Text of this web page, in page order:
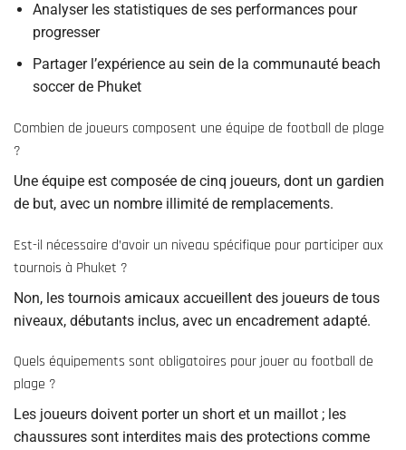
Analyser les statistiques de ses performances pour
progresser
Partager l’expérience au sein de la communauté beach
soccer de Phuket
Combien de joueurs composent une équipe de football de plage
?
Une équipe est composée de cinq joueurs, dont un gardien
de but, avec un nombre illimité de remplacements.
Est-il nécessaire d’avoir un niveau spécifique pour participer aux
tournois à Phuket ?
Non, les tournois amicaux accueillent des joueurs de tous
niveaux, débutants inclus, avec un encadrement adapté.
Quels équipements sont obligatoires pour jouer au football de
plage ?
Les joueurs doivent porter un short et un maillot ; les
chaussures sont interdites mais des protections comme